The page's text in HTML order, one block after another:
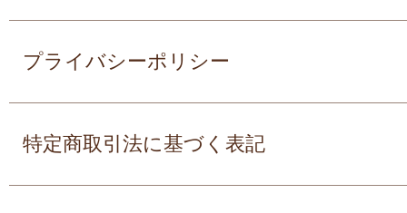
プライバシーポリシー
特定商取引法に基づく表記